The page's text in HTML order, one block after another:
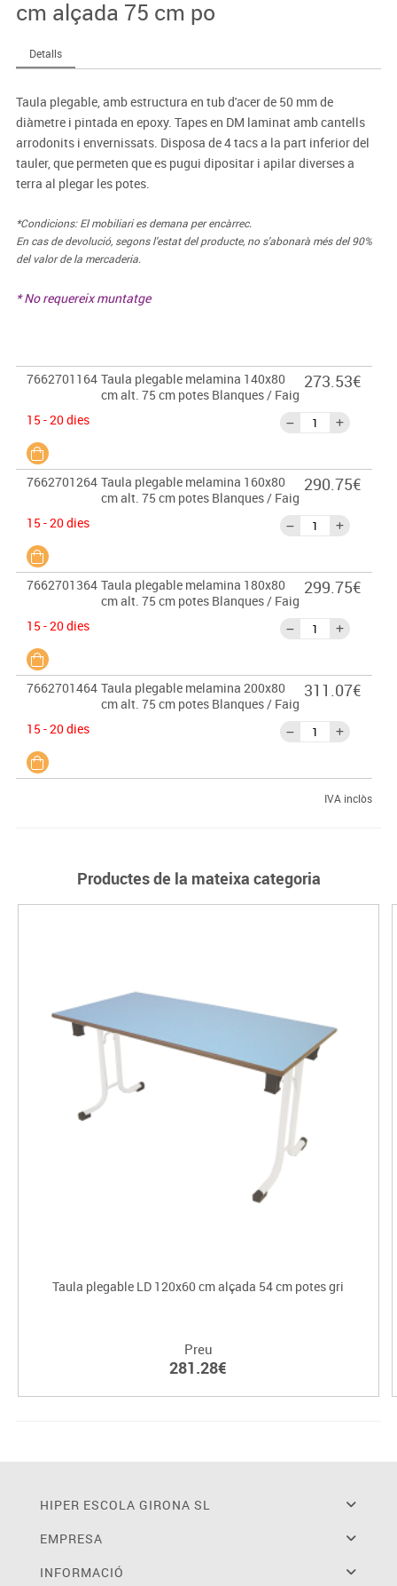
cm alçada 75 cm po
Detalls
Taula plegable, amb estructura en tub d'acer de 50 mm de
diàmetre i pintada en epoxy. Tapes en DM laminat amb cantells
arrodonits i envernissats. Disposa de 4 tacs a la part inferior del
tauler, que permeten que es pugui dipositar i apilar diverses a
terra al plegar les potes.
*Condicions: El mobiliari es demana per encàrrec.
En cas de devolució, segons l'estat del producte, no s'abonarà més del 90%
del valor de la mercaderia.
* No requereix muntatge
7662701164 Taula plegable melamina 140x80
cm alt. 75 cm potes Blanques / Faig
15 - 20 dies
273.53€
7662701264 Taula plegable melamina 160x80
cm alt. 75 cm potes Blanques / Faig
15 - 20 dies
290.75€
7662701364 Taula plegable melamina 180x80
cm alt. 75 cm potes Blanques / Faig
15 - 20 dies
299.75€
7662701464 Taula plegable melamina 200x80
cm alt. 75 cm potes Blanques / Faig
15 - 20 dies
311.07€
IVA inclòs
Productes de la mateixa categoria
Taula plegable LD 120x60 cm alçada 54 cm potes gri
Preu
281.28€
HIPER ESCOLA GIRONA SL
EMPRESA
INFORMACIÓ